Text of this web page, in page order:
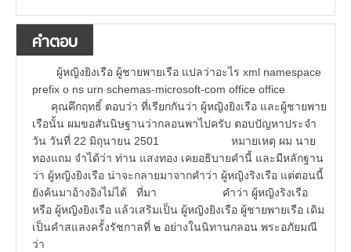
คำตอบ
ผู้หญิงยิงเรือ ผู้ชายพายเรือ แปลว่าอะไร xml namespace
prefix o ns urn schemas-microsoft-com office office
คุณคึกฤทธิ์ ตอบว่า ที่เรียกกันว่า ผู้หญิงยิงเรือ และผู้ชายพาย
เรือนั้น ผมขอสันนิษฐานว่ากลอนพาไปครับ ตอบปัญหาประจำ
วัน วันที่ 22 มิถุนายน 2501 หมายเหตุ ผม นาย
ทองแถม จำได้ว่า ท่าน แสงทอง เคยอธิบายคำนี้ และมีหลักฐาน
ว่า ผู้หญิงยิงเรือ น่าจะกลายมาจากคำว่า ผู้หญิงริงเรือ แต่ตอนนี้
ยังค้นมาอ้างอิงไม่ได้ ที่มา คำว่า ผู้หญิงริงเรือ
หรือ ผู้หญิงยิงเรือ แล้วเสริมเป็น ผู้หญิงยิงเรือ ผู้ชายพายเรือ เดิม
เป็นคำสแลงครั้งรัชกาลที่ ๒ อย่างในนิทานกลอน พระอภัยมณี
ว่า